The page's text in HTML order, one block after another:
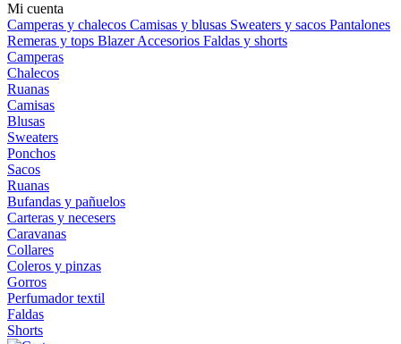
Mi cuenta
Camperas y chalecos Camisas y blusas Sweaters y sacos Pantalones
Remeras y tops BlazerAccesorios Faldas y shorts
Camperas
Chalecos
Ruanas
Camisas
Blusas
Sweaters
Ponchos
Sacos
Ruanas
Bufandas y pañuelos
Carteras y necesers
Caravanas
Collares
Coleros y pinzas
Gorros
Perfumador textil
Faldas
Shorts